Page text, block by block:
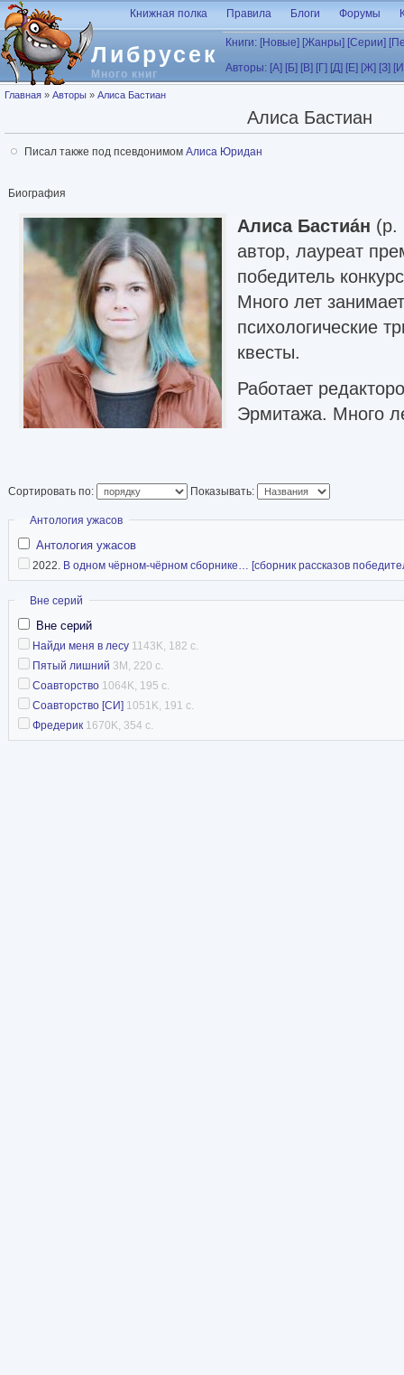
Перейти к основному содержанию
Либрусек
Много книг
Книжная полка Правила Блоги Форумы
Книги: [Новые] [Жанры] [Серии]
Авторы: [А] [Б] [В] [Г] [Д] [Е] [Ж] [З]
Вы здесь
Главная » Авторы » Алиса Бастиан
Алиса Бастиан
Писал также под псевдонимом Алиса Юридан
Биография
Алиса Бастиáн (р.
автор, лауреат
победитель
Много лет
психологические
квесты.
Работает
Эрмитажа. Много
Young Adult,
сценарии для
сообщества франшизы «Пила» («ВКонтакте»,
Автор издательства «РИПОЛ классик». В
«Соавторство» издан в Эстонии на
Instagram
Сортировать по: Показывать:
Скрыть
Антология ужасов
Антология ужасов
2022. В одном чёрном-чёрном сборнике… [сборник рассказов
Скрыть
Вне серий
Вне серий
Найди меня в лесу 1143K, 182 с.
Пятый лишний 3M, 220 с.
Соавторство 1064K, 195 с.
Соавторство [СИ] 1051K, 191 с.
Фредерик 1670K, 354 с.